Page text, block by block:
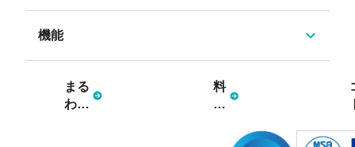
機能
まる
わか
料
金